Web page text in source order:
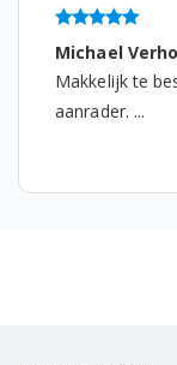
Michael
Makkelijk te
aanrader. ...